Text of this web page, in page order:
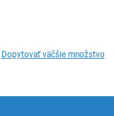
Dopytovať väčšie množstvo